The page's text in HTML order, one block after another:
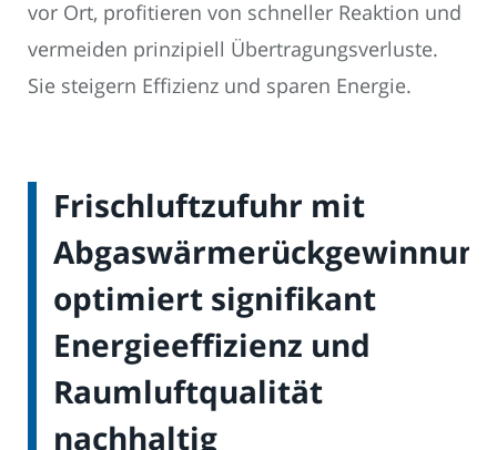
vor Ort, profitieren von schneller Reaktion und
vermeiden prinzipiell Übertragungsverluste.
Sie steigern Effizienz und sparen Energie.
Frischluftzufuhr mit
Abgaswärmerückgewinnung
optimiert signifikant
Energieeffizienz und
Raumluftqualität
nachhaltig